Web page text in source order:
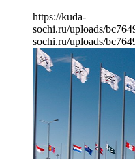
https://kuda-
sochi.ru/uploads/
sochi.ru/uploads/